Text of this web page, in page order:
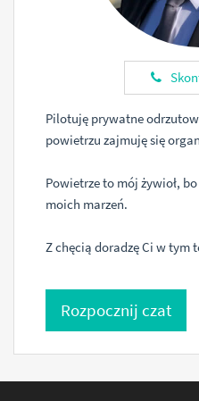
Pilotuję prywatne
powietrzu zajmuję się
Powietrze to mój żywioł,
moich marzeń.
Z chęcią doradzę Ci w tym
Rozpocznij czat